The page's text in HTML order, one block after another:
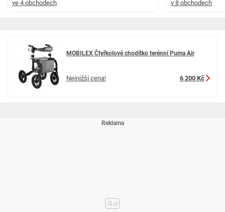
Barva rámu
ve 4 obchodech v 8 obchodech
MOBILEX Čtyřkolové chodítko terénní Puma Air
Nejnižší cena! 6 200 Kč